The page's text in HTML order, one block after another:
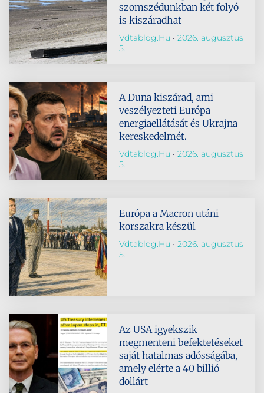
szomszédunkban két folyó
is kiszáradhat
Vdtablog.hu
2026. augusztus
5.
A Duna kiszárad, ami
veszélyezteti Európa
energiaellátását és Ukrajna
kereskedelmét.
Vdtablog.hu
2026. augusztus
5.
Európa a Macron utáni
korszakra készül
Vdtablog.hu
2026. augusztus
5.
Az USA igyekszik
megmenteni befektetéseket
saját hatalmas adósságába,
amely elérte a 40 billió
dollárt